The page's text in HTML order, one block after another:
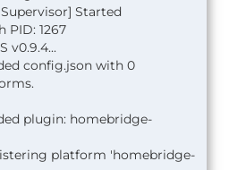
Supervisor] Started
PID: 1267
v0.9.4...
config.json with 0
plugin: homebridge-
platform 'homebridge-